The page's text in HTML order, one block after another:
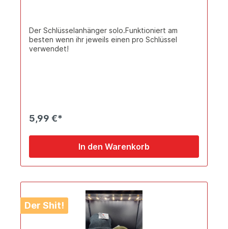
Der Schlüsselanhänger solo.Funktioniert am
besten wenn ihr jeweils einen pro Schlüssel
verwendet!
5,99 €*
In den Warenkorb
Der Shit!